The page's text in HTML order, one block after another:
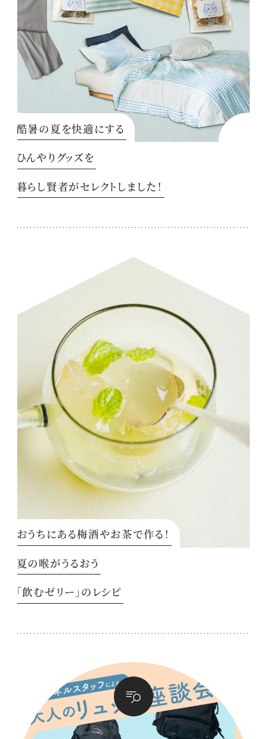
酷暑の夏を快適にする
ひんやりグッズを
暮らし賢者がセレクトしました！
おうちにある梅酒やお茶で作る！
夏の喉がうるおう
「飲むゼリー」のレシピ